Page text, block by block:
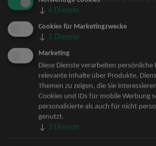
Andreas Gabalier Tickets
Die Fantastischen Vier Tickets
Herbert Grönemeyer Tickets
Deep Purple Tickets
Howard Carpendale Tickets
Jan Delay & Disko No.1 Tickets
Pur Tickets
Bob Dylan Tickets
Mark Forster Tickets
The Prodigy Tickets
↓ 4 Dienste
Cookies für Marketingzwecke
↓ 3 Dienste
Marketing
Diese Dienste verarbeiten persönliche
relevante Inhalte über Produkte,
Themen zu zeigen, die Sie
Cookies und IDs für mobile Werbung
personalisierte als auch für nicht
genutzt.
↓ 3 Dienste